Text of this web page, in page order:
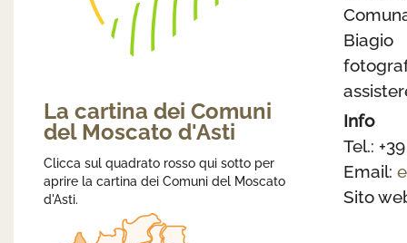
La cartina dei Comuni
del Moscato d'Asti
Clicca sul quadrato rosso qui sotto per
aprire la cartina dei Comuni del Moscato
d'Asti.
Info
Tel.:
Email:
Sito